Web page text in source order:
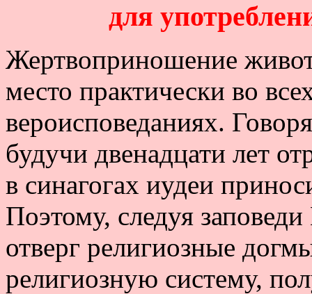
для
Жертвоприношение
место практически во
вероисповеданиях.
будучи двенадцати лет
в синагогах иудеи
Поэтому, следуя
отверг религиозные
религиозную систему,